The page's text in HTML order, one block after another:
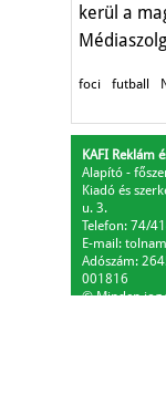
kerül a
foci futball
KAFI Reklám
Alapító -
Kiadó és
u. 3.
Telefon: 74/
E-mail:
Adószám:
001816
© Minden jog